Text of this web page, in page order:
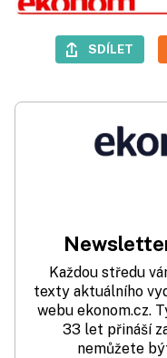
SDÍLET
Každou středu
texty aktuálního
webu ekonom.cz.
33 let přináší
nemůžete